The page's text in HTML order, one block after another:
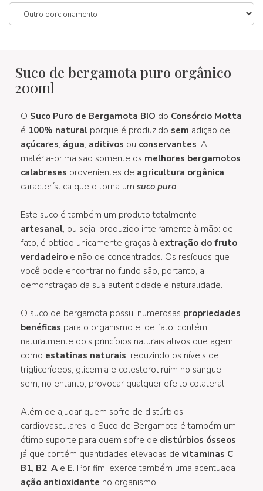
Suco de bergamota puro orgânico
200ml
O Suco Puro de Bergamota BIO do Consórcio Motta
é 100% natural porque é produzido sem adição de
açúcares, água, aditivos ou conservantes. A
matéria-prima são somente os melhores bergamotos
calabreses provenientes de agricultura orgânica,
característica que o torna um suco puro.
Este suco é também um produto totalmente
artesanal, ou seja, produzido inteiramente à mão: de
fato, é obtido unicamente graças à extração do fruto
verdadeiro e não de concentrados. Os resíduos que
você pode encontrar no fundo são, portanto, a
demonstração da sua autenticidade e naturalidade.
O suco de bergamota possui numerosas propriedades
benéficas para o organismo e, de fato, contém
naturalmente dois princípios naturais ativos que agem
como estatinas naturais, reduzindo os níveis de
triglicerídeos, glicemia e colesterol ruim no sangue,
sem, no entanto, provocar qualquer efeito colateral.
Além de ajudar quem sofre de distúrbios
cardiovasculares, o Suco de Bergamota é também um
ótimo suporte para quem sofre de distúrbios ósseos
já que contém quantidades elevadas de vitaminas C,
B1, B2, A e E. Por fim, exerce também uma acentuada
ação antioxidante no organismo.